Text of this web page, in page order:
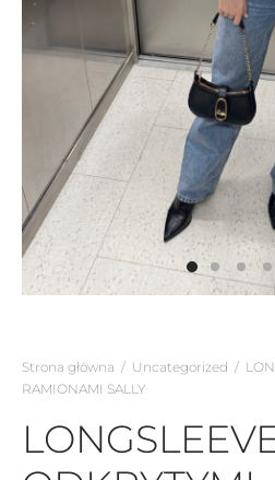
Strona główna / Uncategorized /
RAMIONAMI SALLY